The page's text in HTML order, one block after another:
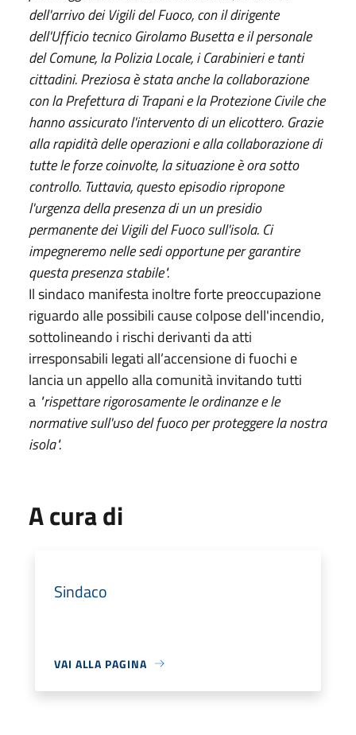
dell'arrivo dei Vigili del Fuoco, con il dirigente
dell'Ufficio tecnico Girolamo Busetta e il personale
del Comune, la Polizia Locale, i Carabinieri e tanti
cittadini. Preziosa è stata anche la collaborazione
con la Prefettura di Trapani e la Protezione Civile che
hanno assicurato l'intervento di un elicottero. Grazie
alla rapidità delle operazioni e alla collaborazione di
tutte le forze coinvolte, la situazione è ora sotto
controllo. Tuttavia, questo episodio ripropone
l'urgenza della presenza di un un presidio
permanente dei Vigili del Fuoco sull'isola. Ci
impegneremo nelle sedi opportune per garantire
questa presenza stabile".
Il sindaco manifesta inoltre forte preoccupazione
riguardo alle possibili cause colpose dell'incendio,
sottolineando i rischi derivanti da atti
irresponsabili legati all’accensione di fuochi e
lancia un appello alla comunità invitando tutti
a "rispettare rigorosamente le ordinanze e le
normative sull'uso del fuoco per proteggere la nostra
isola".
A cura di
Sindaco
VAI ALLA PAGINA